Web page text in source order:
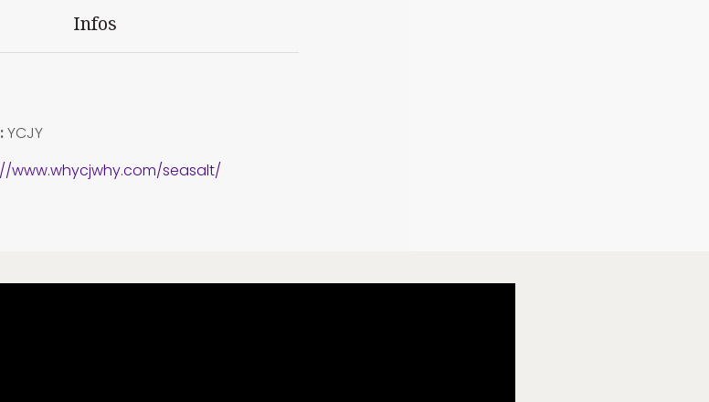
Infos
YCJY
www.whycjwhy.com/seasalt/